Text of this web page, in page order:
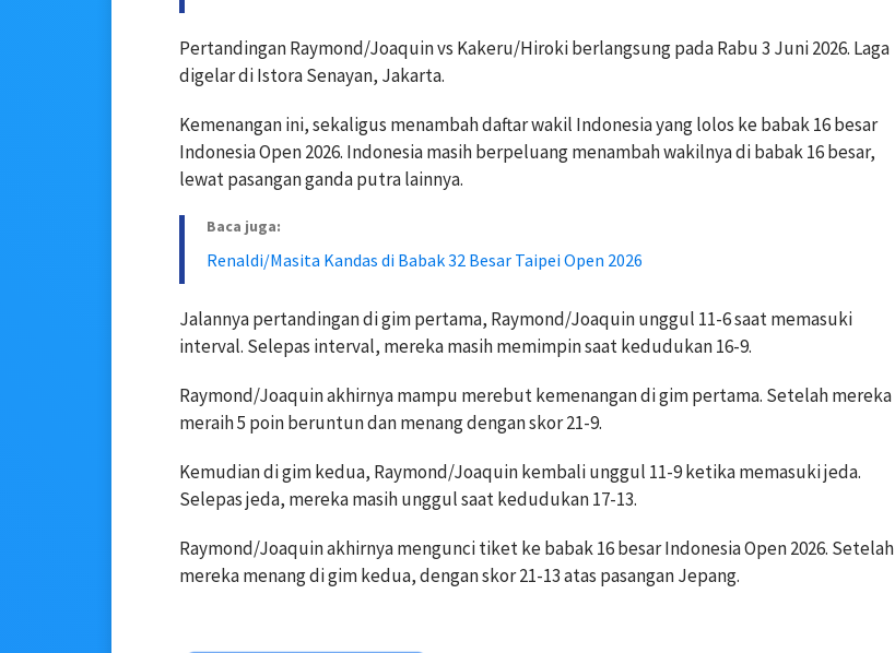
Pertandingan Raymond/Joaquin vs Kakeru/Hiroki berlangsung pada Rabu 3 Juni 2026. Laga
digelar di Istora Senayan, Jakarta.
Kemenangan ini, sekaligus menambah daftar wakil Indonesia yang lolos ke babak 16 besar
Indonesia Open 2026. Indonesia masih berpeluang menambah wakilnya di babak 16 besar,
lewat pasangan ganda putra lainnya.
Baca juga:
Renaldi/Masita Kandas di Babak 32 Besar Taipei Open 2026
Jalannya pertandingan di gim pertama, Raymond/Joaquin unggul 11-6 saat memasuki
interval. Selepas interval, mereka masih memimpin saat kedudukan 16-9.
Raymond/Joaquin akhirnya mampu merebut kemenangan di gim pertama. Setelah mereka
meraih 5 poin beruntun dan menang dengan skor 21-9.
Kemudian di gim kedua, Raymond/Joaquin kembali unggul 11-9 ketika memasuki jeda.
Selepas jeda, mereka masih unggul saat kedudukan 17-13.
Raymond/Joaquin akhirnya mengunci tiket ke babak 16 besar Indonesia Open 2026. Setelah
mereka menang di gim kedua, dengan skor 21-13 atas pasangan Jepang.